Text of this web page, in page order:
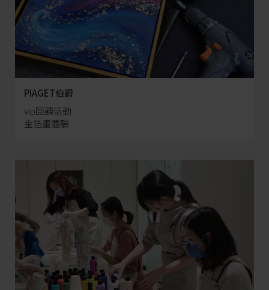
PIAGET伯爵
vip回饋活動
金箔畫體驗